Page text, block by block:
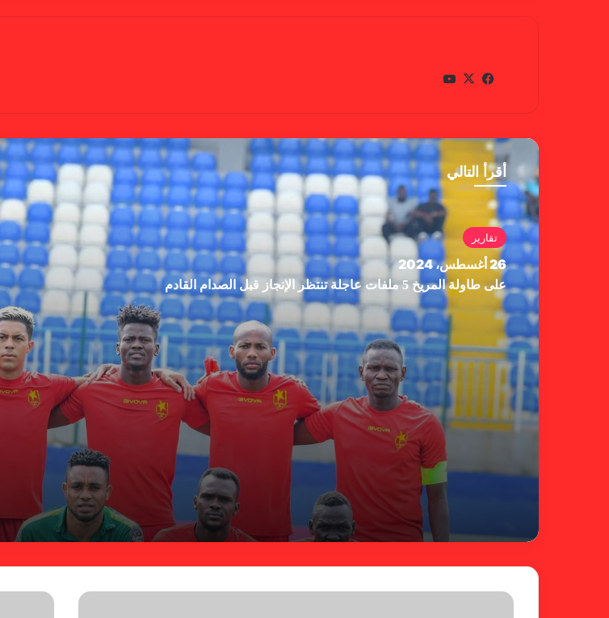
في
وك
X
أقرأ التالي
تقارير
26 أغسطس، 2024
على طاولة المريخ 5 ملفات عاجلة تنتظر الإنجاز قبل الصدام القادم